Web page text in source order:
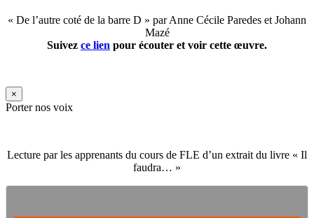
« De l’autre coté de la barre D » par Anne Cécile Paredes et Johann
Mazé
Suivez ce lien pour écouter et voir cette œuvre.
×
Porter nos voix
Lecture par les apprenants du cours de FLE d’un extrait du livre « Il
faudra… »